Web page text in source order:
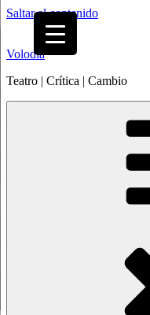
Saltar al contenido
Volodia
Teatro | Crítica | Cambio